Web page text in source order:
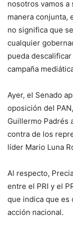
nosotros vamos a
manera conjunta,
no significa que
cualquier
pueda
campaña
Ayer, el Senado
oposición del
Guillermo Padrés
contra de los
líder Mario Luna
Al respecto,
entre el PRI y el
que indica que es
acción nacional.